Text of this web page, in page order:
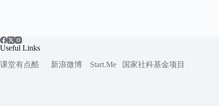
Useful Links
课堂有点酷
新浪微博 Start.Me 国家社科基金项目